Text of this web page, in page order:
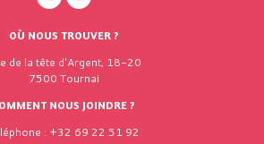
OÙ NOUS TROUVER ?
de la tête d'Argent, 18-20
7500 Tournai
NOUS JOINDRE ?
: +32 69 22 51 92